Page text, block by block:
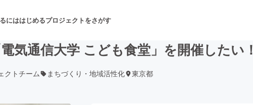
にははじめるプロジェクトをさがす
気通信大学 こども食堂」を開催したい！
クトチーム まちづくり・地域活性化 東京都